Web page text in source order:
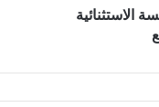
الاستثنائية